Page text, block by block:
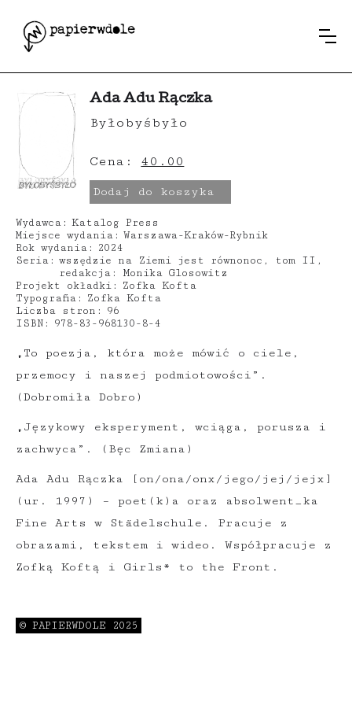
„To poezja, która może mówić o ciele,
przemocy i naszej podmiotowości”.
(Dobromiła Dobro)
„Językowy eksperyment, wciąga, porusza i
zachwyca”. (Bęc Zmiana)
Ada Adu Rączka [on/ona/onx/jego/jej/jejx]
(ur. 1997) – poet(k)a oraz absolwent_ka
Fine Arts w Städelschule. Pracuje z
obrazami, tekstem i wideo. Współpracuje z
Zofką Koftą i Girls* to the Front.
„Nie róbmy nic, błagam. Ale powiedzmy
Wydawca: Katalog Press
Miejsce wydania: Warszawa-Kraków-Rybnik
Rok wydania:
2024
Seria: wszędzie na Ziemi jest równonoc, tom II,
redakcja: Monika Glosowitz
Projekt okładki:
Zofka Kofta
Typografia:
Zofka Kofta
Liczba stron:
96
ISBN:
978-83-968130-8-4
Ada Adu Rączka
Byłobyśbyło
Cena: 40.00
Dodaj do koszyka
© PAPIERWDOLE 2025